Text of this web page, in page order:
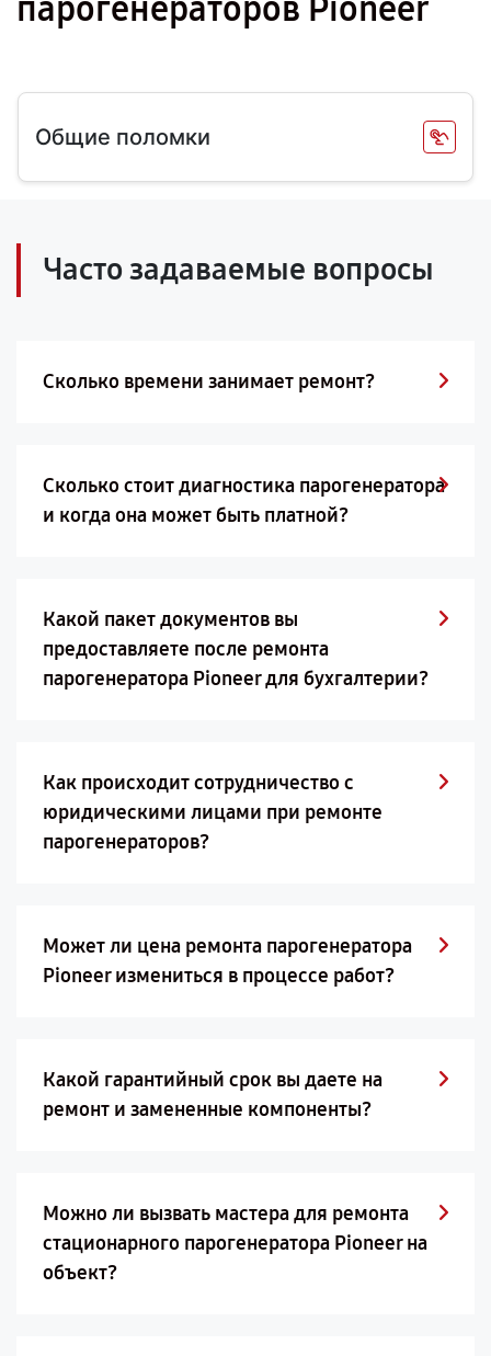
парогенераторов Pioneer
Общие поломки
Часто задаваемые вопросы
Сколько времени занимает ремонт?
Сколько стоит диагностика парогенератора
и когда она может быть платной?
Какой пакет документов вы
предоставляете после ремонта
парогенератора Pioneer для бухгалтерии?
Как происходит сотрудничество с
юридическими лицами при ремонте
парогенераторов?
Может ли цена ремонта парогенератора
Pioneer измениться в процессе работ?
Какой гарантийный срок вы даете на
ремонт и замененные компоненты?
Можно ли вызвать мастера для ремонта
стационарного парогенератора Pioneer на
объект?